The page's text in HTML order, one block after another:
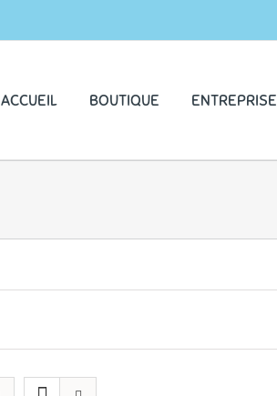
ACCUEIL BOUTIQUE ENTREPRISE